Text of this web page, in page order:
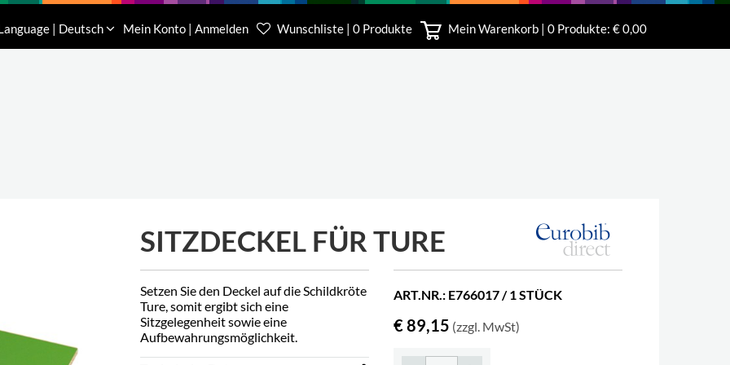
| Deutsch Mein Konto | Anmelden Wunschliste | 0 Produkte Mein Warenkorb | 0 Produkte: € 0,00
Kundenberater Projekte
(0) 62 32-31 81-00
Kundenberater Webshop
(0) 62 32-31 81-21
SITZDECKEL FÜR TURE
Setzen Sie den Deckel auf die Schildkröte
Ture, somit ergibt sich eine
Sitzgelegenheit sowie eine
Aufbewahrungsmöglichkeit.
ART.NR.: E766017 / 1 STÜCK
€ 89,15 (zzgl. MwSt)